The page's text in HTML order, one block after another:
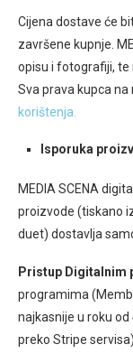
Cijena dostave će
završene kupnje.
opisu i fotografiji, te
Sva prava kupca
korištenja.
Isporuka
MEDIA SCENA
proizvode (tiskano
duet) dostavlja
Pristup Digitalnim
programima
najkasnije u roku
preko Stripe